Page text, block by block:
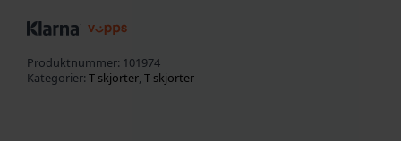
Produktnummer: 101974
Kategorier: T-skjorter, T-skjorter